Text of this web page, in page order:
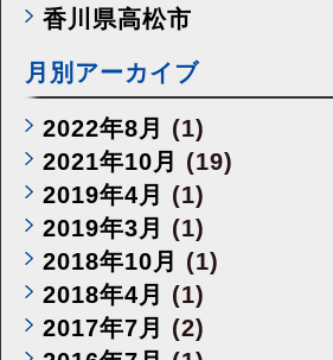
香川県高松市
月別アーカイブ
2022年8月
(1)
2021年10月
(19)
2019年4月
(1)
2019年3月
(1)
2018年10月
(1)
2018年4月
(1)
2017年7月
(2)